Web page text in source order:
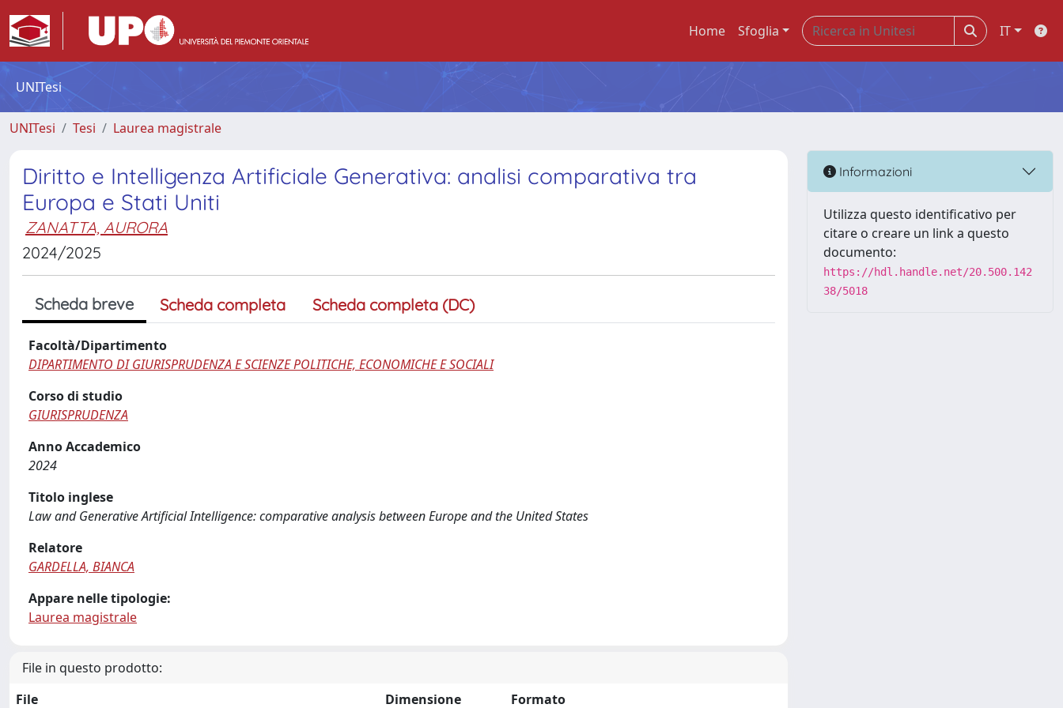
Home Sfoglia IT
UNITesi
UNITesi Tesi Laurea magistrale
Diritto e Intelligenza Artificiale Generativa: analisi comparativa tra
Europa e Stati Uniti
ZANATTA, AURORA
2024/2025
Scheda breve Scheda completa Scheda completa (DC)
Facoltà/Dipartimento
DIPARTIMENTO DI GIURISPRUDENZA E SCIENZE POLITICHE, ECONOMICHE E SOCIALI
Corso di studio
GIURISPRUDENZA
Anno Accademico
2024
Titolo inglese
Law and Generative Artificial Intelligence: comparative analysis between Europe and the United States
Relatore
GARDELLA, BIANCA
Appare nelle tipologie:
Laurea magistrale
File in questo prodotto:
File
Dimensione Formato
Informazioni
Utilizza questo identificativo per
citare o creare un link a questo
documento:
https://hdl.handle.net/20.500.142
38/5018